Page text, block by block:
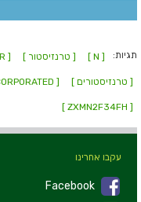
תגיות: [ N ] [ טרנזיסטור ] [ TRANSISTOR ]
[ טרנזיסטורים ] [ INCORPORATED ]
[ ZXMN2F34FH ]
עקבו אחרינו
Facebook